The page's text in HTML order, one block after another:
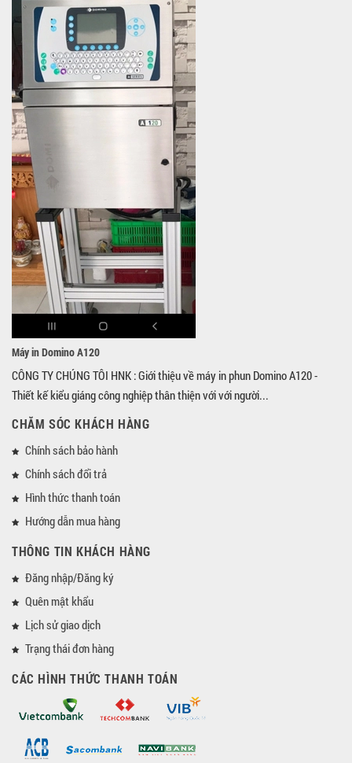
Máy in Domino A120
CÔNG TY CHÚNG TÔI HNK : Giới thiệu về máy in phun Domino A120 -
Thiết kế kiểu giáng công nghiệp thân thiện với với người...
CHĂM SÓC KHÁCH HÀNG
Chính sách bảo hành
Chính sách đổi trả
Hình thức thanh toán
Hướng dẫn mua hàng
THÔNG TIN KHÁCH HÀNG
Đăng nhập/Đăng ký
Quên mật khẩu
Lịch sử giao dịch
Trạng thái đơn hàng
CÁC HÌNH THỨC THANH TOÁN